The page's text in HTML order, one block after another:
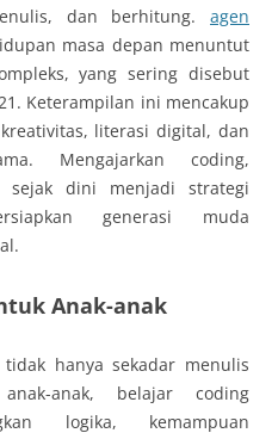
dan berhitung. agen
masa depan menuntut
yang sering disebut
Keterampilan ini mencakup
literasi digital, dan
Mengajarkan coding,
sejak dini menjadi strategi
generasi muda
Anak-anak
hanya sekadar menulis
anak, belajar coding
logika, kemampuan